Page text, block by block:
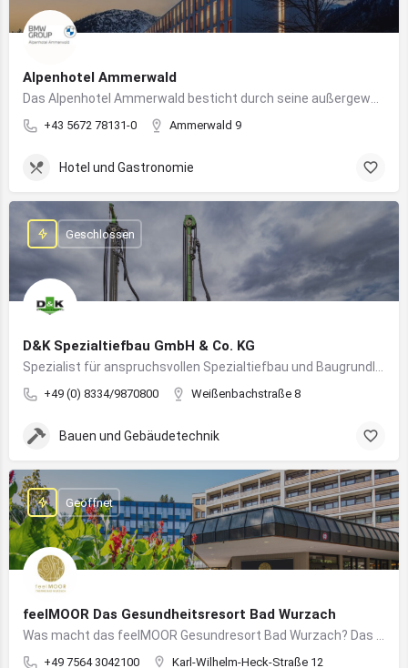
Alpenhotel Ammerwald
+43 5672 78131-0 Ammerwald 9
Hotel und Gastronomie
D&K Spezialtiefbau GmbH & Co. KG
+49 (0) 8334/9870800 Weißenbachstraße 8
Geschlossen
Bauen und Gebäudetechnik
feelMOOR Das Gesundheitsresort Bad Wurzach
+49 7564 3042100 Karl-Wilhelm-Heck-Straße 12
Geöffnet